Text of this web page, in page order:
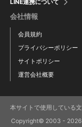
LINE連携について
会社情報
会員規約
プライバシーポリシー
サイトポリシー
運営会社概要
本サイトで使用している
Copyright© 2003 - 2026